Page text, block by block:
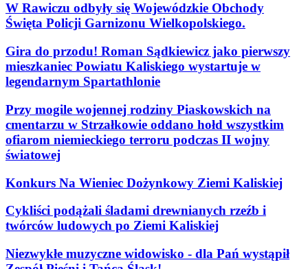
W Rawiczu odbyły się Wojewódzkie Obchody
Święta Policji Garnizonu Wielkopolskiego.
Gira do przodu! Roman Sądkiewicz jako pierwszy
mieszkaniec Powiatu Kaliskiego wystartuje w
legendarnym Spartathlonie
Przy mogile wojennej rodziny Piaskowskich na
cmentarzu w Strzałkowie oddano hołd wszystkim
ofiarom niemieckiego terroru podczas II wojny
światowej
Konkurs Na Wieniec Dożynkowy Ziemi Kaliskiej
Cykliści podążali śladami drewnianych rzeźb i
twórców ludowych po Ziemi Kaliskiej
Niezwykłe muzyczne widowisko - dla Pań wystąpił